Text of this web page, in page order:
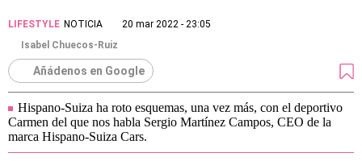
LIFESTYLE NOTICIA
20 mar 2022 - 23:05
Isabel Chuecos-Ruiz
Añádenos en Google
Hispano-Suiza ha roto esquemas, una vez más, con el deportivo
Carmen del que nos habla Sergio Martínez Campos, CEO de la
marca Hispano-Suiza Cars.